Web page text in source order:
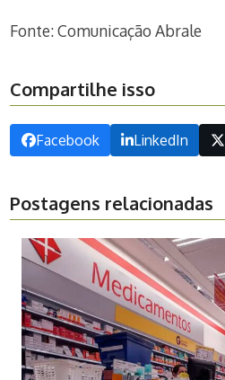
Fonte: Comunicação Abrale
Compartilhe isso
Facebook LinkedIn
Postagens relacionadas